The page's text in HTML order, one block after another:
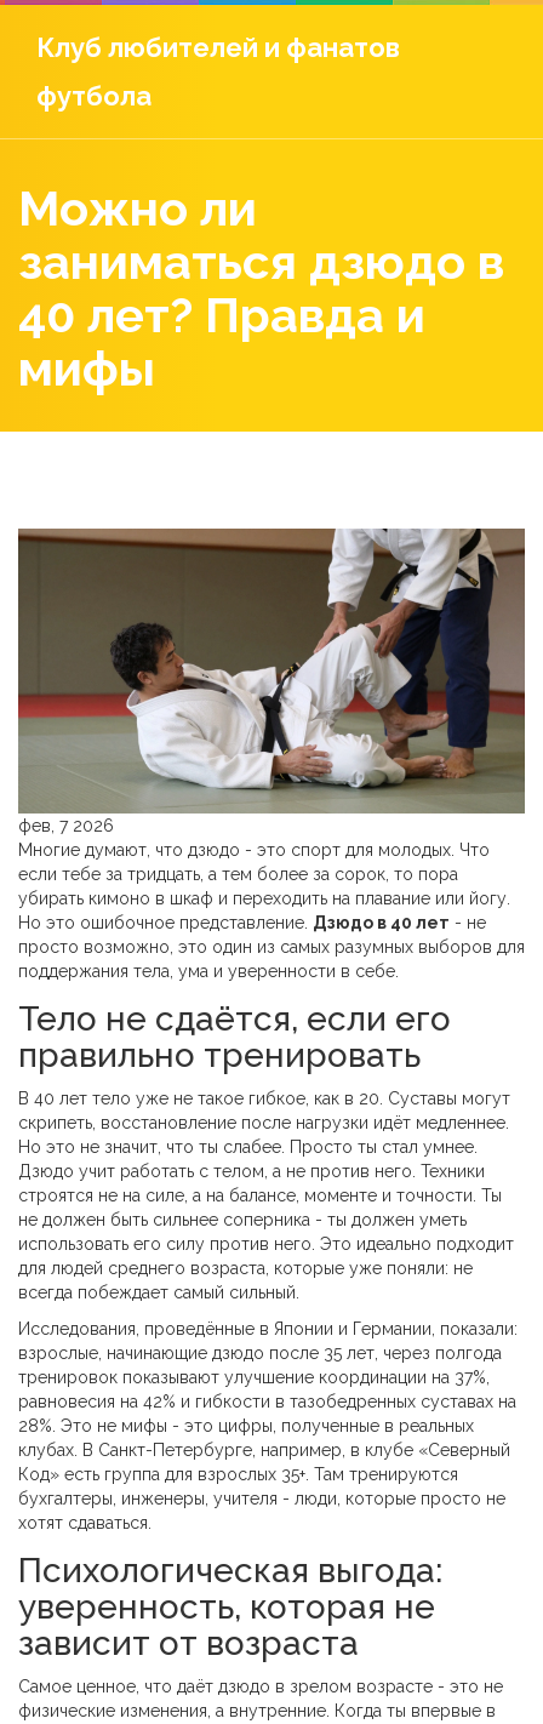
Клуб любителей и фанатов
футбола
Можно ли
заниматься дзюдо в
40 лет? Правда и
мифы
фев, 7 2026
Многие думают, что дзюдо - это спорт для молодых. Что
если тебе за тридцать, а тем более за сорок, то пора
убирать кимоно в шкаф и переходить на плавание или йогу.
Но это ошибочное представление. Дзюдо в 40 лет - не
просто возможно, это один из самых разумных выборов для
поддержания тела, ума и уверенности в себе.
Тело не сдаётся, если его
правильно тренировать
В 40 лет тело уже не такое гибкое, как в 20. Суставы могут
скрипеть, восстановление после нагрузки идёт медленнее.
Но это не значит, что ты слабее. Просто ты стал умнее.
Дзюдо учит работать с телом, а не против него. Техники
строятся не на силе, а на балансе, моменте и точности. Ты
не должен быть сильнее соперника - ты должен уметь
использовать его силу против него. Это идеально подходит
для людей среднего возраста, которые уже поняли: не
всегда побеждает самый сильный.
Исследования, проведённые в Японии и Германии, показали:
взрослые, начинающие дзюдо после 35 лет, через полгода
тренировок показывают улучшение координации на 37%,
равновесия на 42% и гибкости в тазобедренных суставах на
28%. Это не мифы - это цифры, полученные в реальных
клубах. В Санкт-Петербурге, например, в клубе «Северный
Код» есть группа для взрослых 35+. Там тренируются
бухгалтеры, инженеры, учителя - люди, которые просто не
хотят сдаваться.
Психологическая выгода:
уверенность, которая не
зависит от возраста
Самое ценное, что даёт дзюдо в зрелом возрасте - это не
физические изменения, а внутренние. Когда ты впервые в